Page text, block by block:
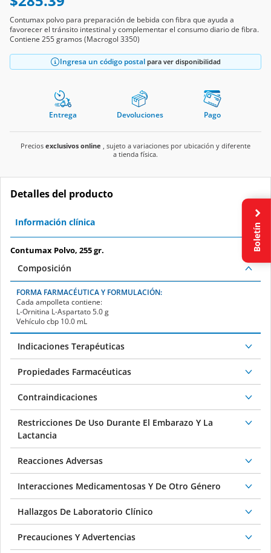
Contumax polvo para preparación de bebida con fibra que ayuda a
favorecer el tránsito intestinal y complementar el consumo diario de fibra.
Contiene 255 gramos (Macrogol 3350)
Ingresa un código postal para ver disponibilidad
Entrega Devoluciones Pago
Precios exclusivos online , sujeto a variaciones por ubicación y diferente
a tienda física.
Detalles del producto
Información clínica
Contumax Polvo, 255 gr.
Composición
FORMA FARMACÉUTICA Y FORMULACIÓN:
Cada ampolleta contiene:
L-Ornitina L-Aspartato 5.0 g
Vehículo cbp 10.0 mL
Indicaciones Terapéuticas
Propiedades Farmacéuticas
Contraindicaciones
Restricciones De Uso Durante El Embarazo Y La
Lactancia
Reacciones Adversas
Interacciones Medicamentosas Y De Otro Género
Hallazgos De Laboratorio Clínico
Precauciones Y Advertencias
Boletín